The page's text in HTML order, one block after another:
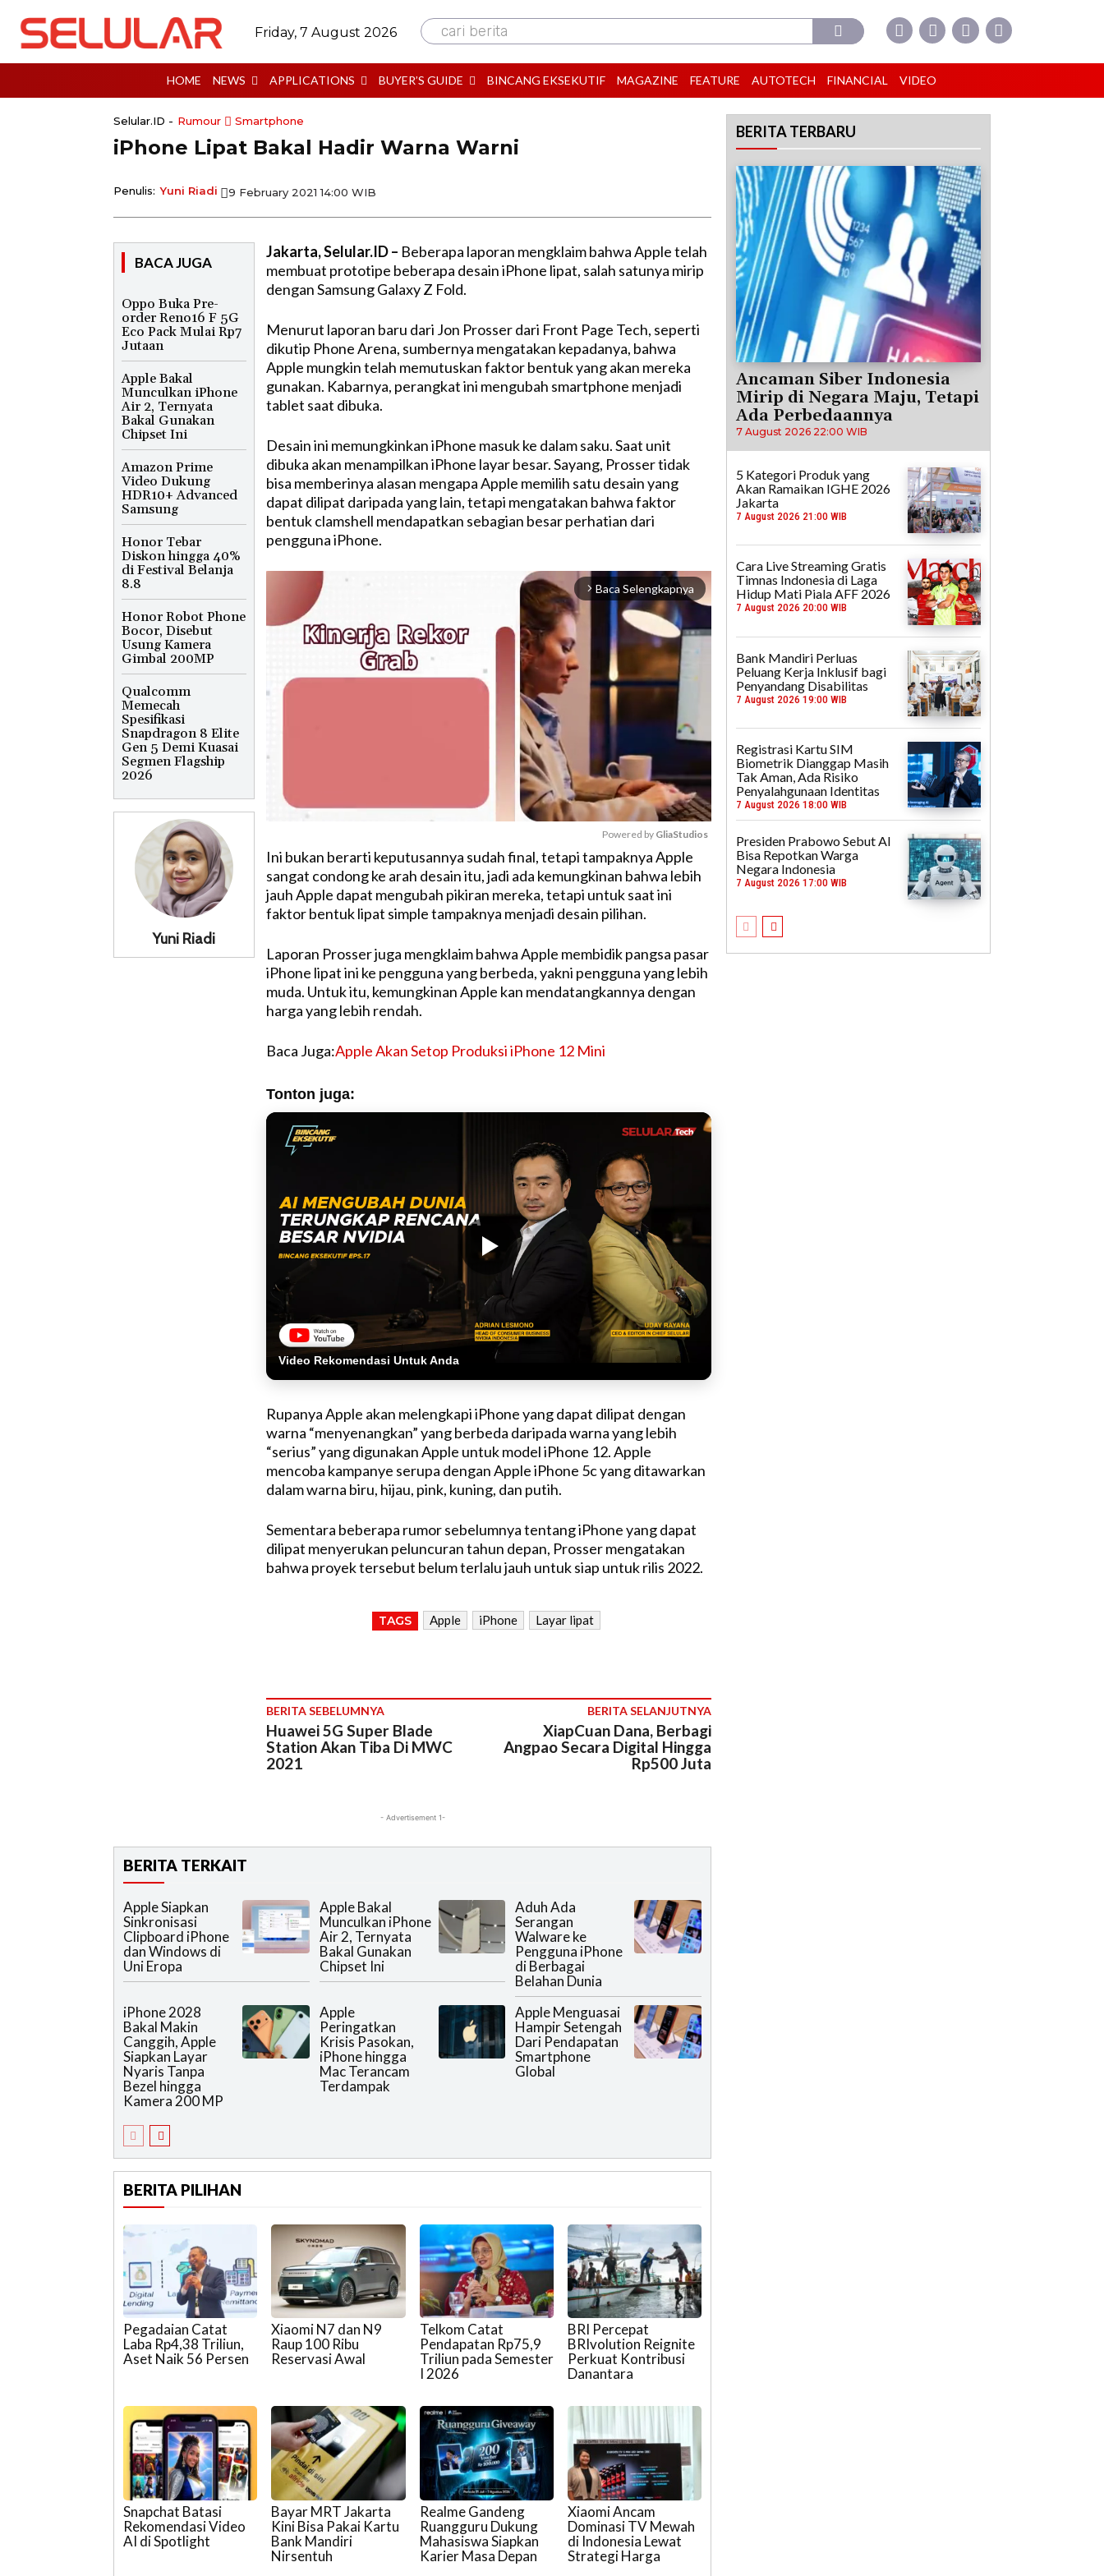
Friday, 7 August 2026 cari berita
HOME NEWS APPLICATIONS BUYER’S GUIDE BINCANG EKSEKUTIF MAGAZINE FEATURE AUTOTECH FINANCIAL VIDEO
Selular.ID - Rumour Smartphone
iPhone Lipat Bakal Hadir Warna Warni
Penulis: Yuni Riadi 9 February 2021 14:00 WIB
BACA JUGA
Oppo Buka Pre-
order Reno16 F 5G
Eco Pack Mulai Rp7
Jutaan
Apple Bakal
Munculkan iPhone
Air 2, Ternyata
Bakal Gunakan
Chipset Ini
Amazon Prime
Video Dukung
HDR10+ Advanced
Samsung
Honor Tebar
Diskon hingga 40%
di Festival Belanja
8.8
Honor Robot Phone
Bocor, Disebut
Usung Kamera
Gimbal 200MP
Qualcomm
Memecah
Spesifikasi
Snapdragon 8 Elite
Gen 5 Demi Kuasai
Segmen Flagship
2026
Yuni Riadi
Jakarta, Selular.ID – Beberapa laporan mengklaim bahwa Apple telah
membuat prototipe beberapa desain iPhone lipat, salah satunya mirip
dengan Samsung Galaxy Z Fold.
Menurut laporan baru dari Jon Prosser dari Front Page Tech, seperti
dikutip Phone Arena, sumbernya mengatakan kepadanya, bahwa
Apple mungkin telah memutuskan faktor bentuk yang akan mereka
gunakan. Kabarnya, perangkat ini mengubah smartphone menjadi
tablet saat dibuka.
Desain ini memungkinkan iPhone masuk ke dalam saku. Saat unit
dibuka akan menampilkan iPhone layar besar. Sayang, Prosser tidak
bisa memberinya alasan mengapa Apple memilih satu desain yang
dapat dilipat daripada yang lain, tetapi mengatakan bahwa faktor
bentuk clamshell mendapatkan sebagian besar perhatian dari
pengguna iPhone.
arrow_forward_ios Baca Selengkapnya
M
u
Powered by GliaStudios
Ini bukan berarti keputusannya sudah final, tetapi tampaknya Apple
sangat condong ke arah desain itu, jadi ada kemungkinan bahwa lebih
jauh Apple dapat mengubah pikiran mereka, tetapi untuk saat ini
faktor bentuk lipat simple tampaknya menjadi desain pilihan.
Laporan Prosser juga mengklaim bahwa Apple membidik pangsa pasar
iPhone lipat ini ke pengguna yang berbeda, yakni pengguna yang lebih
muda. Untuk itu, kemungkinan Apple kan mendatangkannya dengan
harga yang lebih rendah.
Baca Juga:Apple Akan Setop Produksi iPhone 12 Mini
Tonton juga:
Video Rekomendasi Untuk Anda
Rupanya Apple akan melengkapi iPhone yang dapat dilipat dengan
warna “menyenangkan” yang berbeda daripada warna yang lebih
“serius” yang digunakan Apple untuk model iPhone 12. Apple
mencoba kampanye serupa dengan Apple iPhone 5c yang ditawarkan
dalam warna biru, hijau, pink, kuning, dan putih.
Sementara beberapa rumor sebelumnya tentang iPhone yang dapat
dilipat menyerukan peluncuran tahun depan, Prosser mengatakan
bahwa proyek tersebut belum terlalu jauh untuk siap untuk rilis 2022.
TAGS Apple iPhone Layar lipat
BERITA SEBELUMNYA
Huawei 5G Super Blade
Station Akan Tiba Di MWC
2021
BERITA SELANJUTNYA
XiapCuan Dana, Berbagi
Angpao Secara Digital Hingga
Rp500 Juta
- Advertisement 1-
BERITA TERKAIT
Apple Siapkan
Sinkronisasi
Clipboard iPhone
dan Windows di
Uni Eropa
Apple Bakal
Munculkan iPhone
Air 2, Ternyata
Bakal Gunakan
Chipset Ini
Aduh Ada
Serangan
Walware ke
Pengguna iPhone
di Berbagai
Belahan Dunia
iPhone 2028
Bakal Makin
Canggih, Apple
Siapkan Layar
Nyaris Tanpa
Bezel hingga
Kamera 200 MP
Apple
Peringatkan
Krisis Pasokan,
iPhone hingga
Mac Terancam
Terdampak
Apple Menguasai
Hampir Setengah
Dari Pendapatan
Smartphone
Global
BERITA PILIHAN
Pegadaian Catat
Laba Rp4,38 Triliun,
Aset Naik 56 Persen
Xiaomi N7 dan N9
Raup 100 Ribu
Reservasi Awal
Telkom Catat
Pendapatan Rp75,9
Triliun pada Semester
I 2026
BRI Percepat
BRIvolution Reignite
Perkuat Kontribusi
Danantara
Snapchat Batasi
Rekomendasi Video
AI di Spotlight
Bayar MRT Jakarta
Kini Bisa Pakai Kartu
Bank Mandiri
Nirsentuh
Realme Gandeng
Ruangguru Dukung
Mahasiswa Siapkan
Karier Masa Depan
Xiaomi Ancam
Dominasi TV Mewah
di Indonesia Lewat
Strategi Harga
BERITA TERBARU
Ancaman Siber Indonesia
Mirip di Negara Maju, Tetapi
Ada Perbedaannya
7 August 2026 22:00 WIB
5 Kategori Produk yang
Akan Ramaikan IGHE 2026
Jakarta
7 August 2026 21:00 WIB
Cara Live Streaming Gratis
Timnas Indonesia di Laga
Hidup Mati Piala AFF 2026
7 August 2026 20:00 WIB
Bank Mandiri Perluas
Peluang Kerja Inklusif bagi
Penyandang Disabilitas
7 August 2026 19:00 WIB
Registrasi Kartu SIM
Biometrik Dianggap Masih
Tak Aman, Ada Risiko
Penyalahgunaan Identitas
7 August 2026 18:00 WIB
Presiden Prabowo Sebut AI
Bisa Repotkan Warga
Negara Indonesia
7 August 2026 17:00 WIB